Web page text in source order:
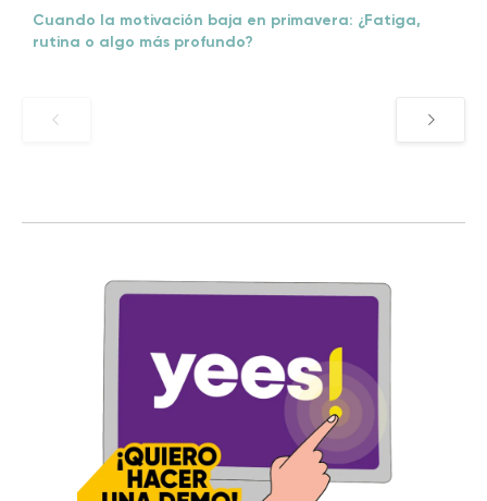
Cuando la motivación baja en primavera: ¿Fatiga,
rutina o algo más profundo?